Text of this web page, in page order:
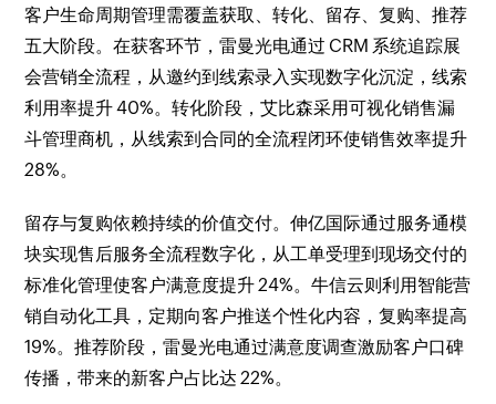
客户生命周期管理需覆盖获取、转化、留存、复购、推荐
五大阶段。在获客环节，雷曼光电通过 CRM 系统追踪展
会营销全流程，从邀约到线索录入实现数字化沉淀，线索
利用率提升 40%。转化阶段，艾比森采用可视化销售漏
斗管理商机，从线索到合同的全流程闭环使销售效率提升
28%。
留存与复购依赖持续的价值交付。伸亿国际通过服务通模
块实现售后服务全流程数字化，从工单受理到现场交付的
标准化管理使客户满意度提升 24%。牛信云则利用智能营
销自动化工具，定期向客户推送个性化内容，复购率提高
19%。推荐阶段，雷曼光电通过满意度调查激励客户口碑
传播，带来的新客户占比达 22%。